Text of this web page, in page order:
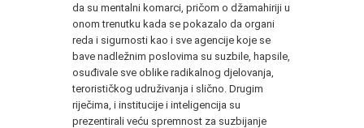
da su mentalni komarci, pričom o džamahiriji u
onom trenutku kada se pokazalo da organi
reda i sigurnosti kao i sve agencije koje se
bave nadležnim poslovima su suzbile, hapsile,
osuđivale sve oblike radikalnog djelovanja,
terorističkog udruživanja i slično. Drugim
riječima, i institucije i inteligencija su
prezentirali veću spremnost za suzbijanje